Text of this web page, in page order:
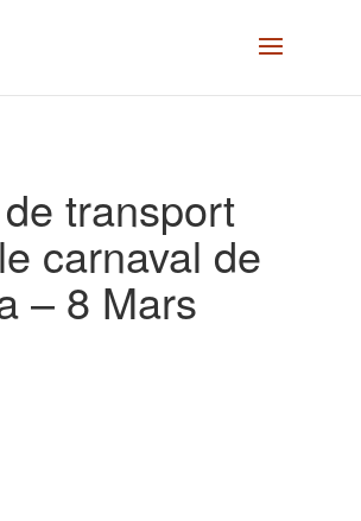
transport
carnaval de
– 8 Mars